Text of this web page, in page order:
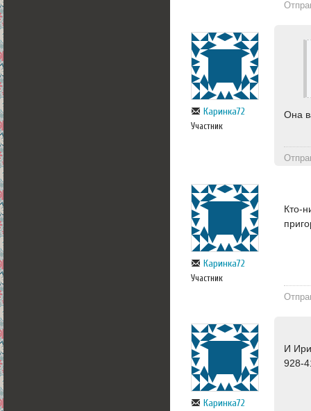
Каринка72
Участник
Она
Каринка72
Участник
Кто-
Каринка72
И
928-